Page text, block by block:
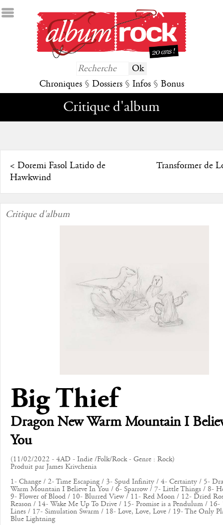
Chroniques § Dossiers § Infos § Bonus
Critique d'album
< Doremi Fasol Latido de
Hawkwind
Transformer de
Critique d'album
Big Thief
Dragon New Warm Mountain I
You
(11/02/2022 - 4AD - Indie /Folk/Rock - Genre : Rock)
Produit par James Krivchenia
1- Change / 2- Time Escaping / 3- Spud Infinity / 4- Certainty / 5-
Warm Mountain I Believe In You / 6- Sparrow / 7- Little Things / 8-
9- Flower of Blood / 10- Blurred View / 11- Red Moon / 12- Dried
Reason / 14- Wake Me Up To Drive / 15- Promise is a Pendulum /
Lines / 17- Simulation Swarm / 18- Love, Love, Love / 19- The Only
Blue Lightning